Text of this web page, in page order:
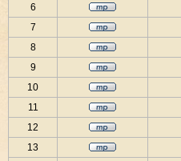
6
7
8
9
10
11
12
13